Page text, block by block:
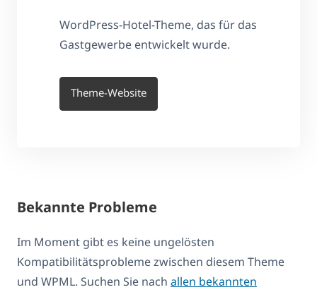
WordPress-Hotel-Theme, das für das
Gastgewerbe entwickelt wurde.
Theme-Website
Bekannte Probleme
Im Moment gibt es keine ungelösten
Kompatibilitätsprobleme zwischen diesem Theme
und WPML. Suchen Sie nach allen bekannten